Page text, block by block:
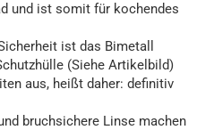
und ist somit für kochendes
ist das Bimetall
(Siehe Artikelbild)
aus, heißt daher: definitiv
bruchsichere Linse machen